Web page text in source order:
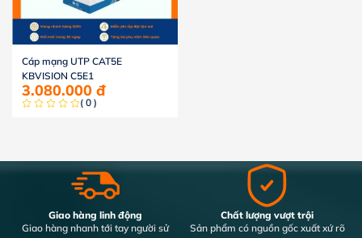
Cáp mạng UTP CAT5E
KBVISION C5E1
3.080.000 đ
( 0 )
Giao hàng linh động
Giao hàng nhanh tới tay người sử
Chất lượng vượt trội
Sản phẩm có nguồn gốc xuất xứ rõ